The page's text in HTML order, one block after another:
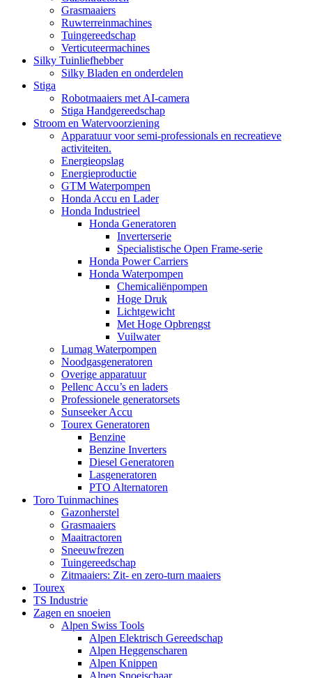
Grasmaaiers
Ruwterreinmachines
Tuingereedschap
Verticuteermachines
Silky Tuinliefhebber
Silky Bladen en onderdelen
Stiga
Robotmaaiers met AI-camera
Stiga Handgereedschap
Stroom en Watervoorziening
Apparatuur voor semi-professionals en recreatieve
activiteiten.
Energieopslag
Energieproductie
GTM Waterpompen
Honda Accu en Lader
Honda Industrieel
Honda Generatoren
Inverterserie
Specialistische Open Frame-serie
Honda Power Carriers
Honda Waterpompen
Chemicaliënpompen
Hoge Druk
Lichtgewicht
Met Hoge Opbrengst
Vuilwater
Lumag Waterpompen
Noodgasgeneratoren
Overige apparatuur
Pellenc Accu’s en laders
Professionele generatorsets
Sunseeker Accu
Tourex Generatoren
Benzine
Benzine Inverters
Diesel Generatoren
Lasgeneratoren
PTO Alternatoren
Toro Tuinmachines
Gazonherstel
Grasmaaiers
Maaitractoren
Sneeuwfrezen
Tuingereedschap
Zitmaaiers: Zit- en zero-turn maaiers
Tourex
TS Industrie
Zagen en snoeien
Alpen Swiss Tools
Alpen Elektrisch Gereedschap
Alpen Heggenscharen
Alpen Knippen
Alpen Snoeischaar